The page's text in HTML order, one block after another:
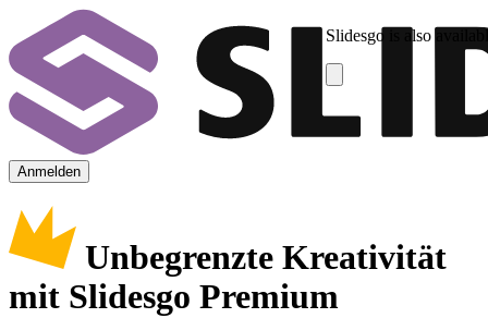
Slidesgo is also
Anmelden
Unbegrenzte Kreativität
mit Slidesgo Premium